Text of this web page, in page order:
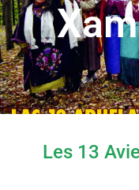
Les 13